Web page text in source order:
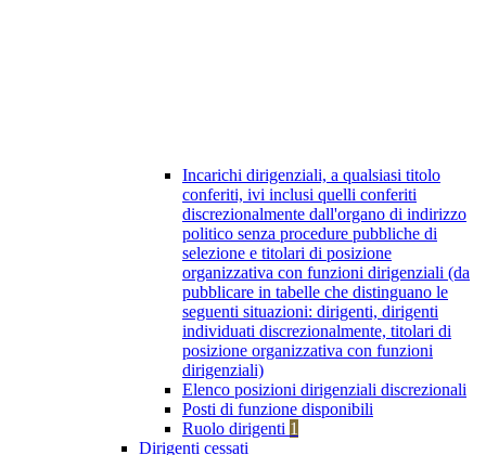
Incarichi dirigenziali, a qualsiasi titolo
conferiti, ivi inclusi quelli conferiti
discrezionalmente dall'organo di indirizzo
politico senza procedure pubbliche di
selezione e titolari di posizione
organizzativa con funzioni dirigenziali (da
pubblicare in tabelle che distinguano le
seguenti situazioni: dirigenti, dirigenti
individuati discrezionalmente, titolari di
posizione organizzativa con funzioni
dirigenziali)
Elenco posizioni dirigenziali discrezionali
Posti di funzione disponibili
Ruolo dirigenti 1
Dirigenti cessati